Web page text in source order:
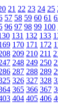
21 22 23 24 25
57 58 59 60 61
96 97 98 99 100
131 132 133
170 171 172
209 210 211
248 249 250
287 288 289
326 327 328
365 366 367
404 405 406